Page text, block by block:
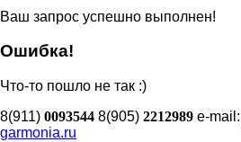
Ваш запрос успешно выполнен!
Ошибка!
Что-то пошло не так :)
8(911) 0093544 8(905) 2212989 e-mail:
garmonia.ru